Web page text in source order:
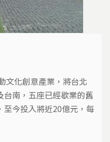
文化創意產業，將台北
南，五座已經歇業的舊
今投入將近20億元，每
業總預算的一半，成為